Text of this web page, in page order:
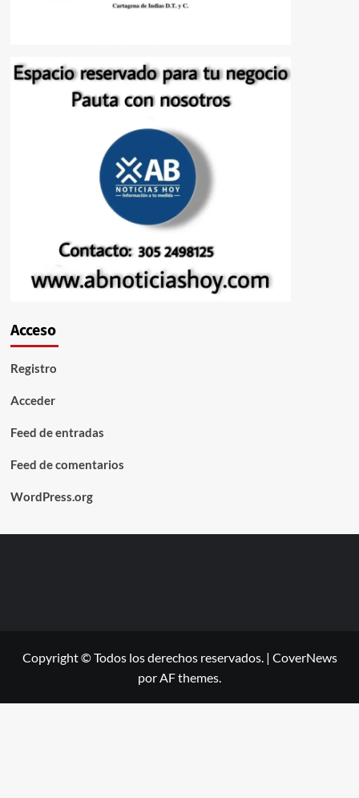
Acceso
Registro
Acceder
Feed de entradas
Feed de comentarios
WordPress.org
Copyright © Todos los derechos reservados. | CoverNews
por AF themes.